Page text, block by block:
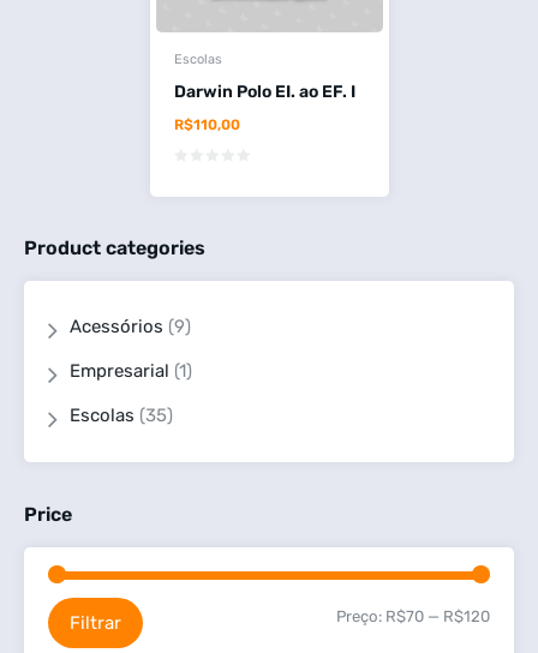
Escolas
Darwin Polo EI. ao EF. I
R$110,00
Product categories
Acessórios (9)
Empresarial (1)
Escolas (35)
Price
Filtrar Preço: R$70 — R$120